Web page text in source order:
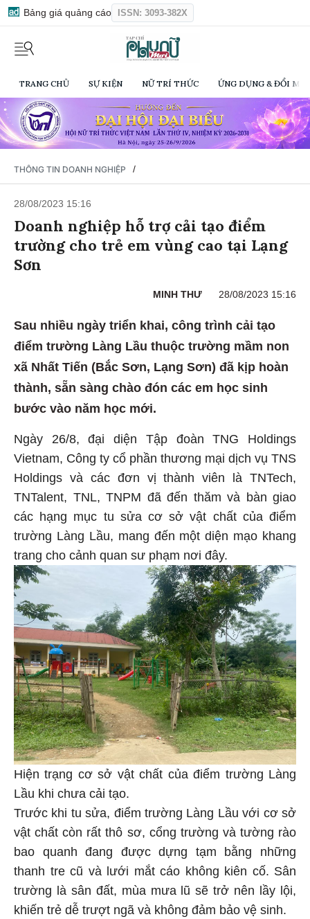
Bảng giá quảng cáo ISSN: 3093-382X
TRANG CHỦ SỰ KIỆN NỮ TRÍ THỨC ỨNG DỤNG & ĐỔI
THÔNG TIN DOANH NGHIỆP /
28/08/2023 15:16
Doanh nghiệp hỗ trợ cải tạo điểm
trường cho trẻ em vùng cao tại Lạng
Sơn
MINH THƯ 28/08/2023 15:16
Sau nhiều ngày triển khai, công trình cải tạo
điểm trường Làng Lầu thuộc trường mầm non
xã Nhất Tiến (Bắc Sơn, Lạng Sơn) đã kịp hoàn
thành, sẵn sàng chào đón các em học sinh
bước vào năm học mới.
Ngày 26/8, đại diện Tập đoàn TNG Holdings
Vietnam, Công ty cổ phần thương mại dịch vụ TNS
Holdings và các đơn vị thành viên là TNTech,
TNTalent, TNL, TNPM đã đến thăm và bàn giao
các hạng mục tu sửa cơ sở vật chất của điểm
trường Làng Lầu, mang đến một diện mạo khang
trang cho cảnh quan sư phạm nơi đây.
Hiện trạng cơ sở vật chất của điểm trường Làng
Lầu khi chưa cải tạo.
Trước khi tu sửa, điểm trường Làng Lầu với cơ sở
vật chất còn rất thô sơ, cổng trường và tường rào
bao quanh đang được dựng tạm bằng những
thanh tre cũ và lưới mắt cáo không kiên cố. Sân
trường là sân đất, mùa mưa lũ sẽ trở nên lầy lội,
khiến trẻ dễ trượt ngã và không đảm bảo vệ sinh.